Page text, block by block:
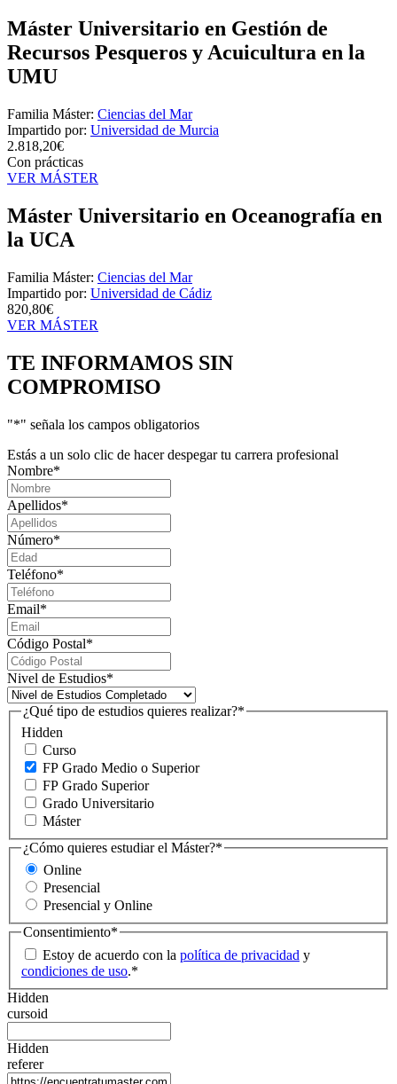
Máster Universitario en Gestión de
Recursos Pesqueros y Acuicultura en la
UMU
Familia Máster: Ciencias del Mar
Impartido por: Universidad de Murcia
2.818,20€
Con prácticas
VER MÁSTER
Máster Universitario en Oceanografía en
la UCA
Familia Máster: Ciencias del Mar
Impartido por: Universidad de Cádiz
820,80€
VER MÁSTER
TE INFORMAMOS SIN
COMPROMISO
"*" señala los campos obligatorios
Estás a un solo clic de hacer despegar tu carrera profesional
Nombre*
Apellidos*
Número*
Teléfono*
Email*
Código Postal*
Nivel de Estudios*
Hidden
¿Qué tipo de estudios quieres realizar?*
Curso
FP Grado Medio o Superior
FP Grado Superior
Grado Universitario
Máster
¿Cómo quieres estudiar el Máster?*
Online
Presencial
Presencial y Online
Consentimiento*
Estoy de acuerdo con la política de privacidad y
condiciones de uso.*
Hidden
cursoid
Hidden
referer